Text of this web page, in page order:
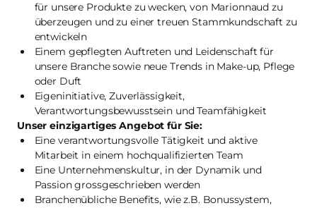
für unsere Produkte zu wecken, von Marionnaud zu
überzeugen und zu einer treuen Stammkundschaft zu
entwickeln
Einem gepflegten Auftreten und Leidenschaft für
unsere Branche sowie neue Trends in Make-up, Pflege
oder Duft
Eigeninitiative, Zuverlässigkeit,
Verantwortungsbewusstsein und Teamfähigkeit
Unser einzigartiges Angebot für Sie:
Eine verantwortungsvolle Tätigkeit und aktive
Mitarbeit in einem hochqualifizierten Team
Eine Unternehmenskultur, in der Dynamik und
Passion grossgeschrieben werden
Branchenübliche Benefits, wie z.B. Bonussystem,